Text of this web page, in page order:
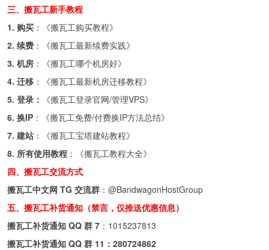
三、搬瓦工新手教程
1. 购买 ：《搬瓦工购买教程》
2. 续费 ：《搬瓦工最新续费实践》
3. 机房 ：《搬瓦工哪个机房好》
4. 迁移 ：《搬瓦工最新机房迁移教程》
5. 登录：
《搬瓦工登录官网/管理VPS》
6. 换IP ：《搬瓦工免费/付费换IP方法总结》
7. 建站 ：《搬瓦工宝塔建站教程》
8. 所有使用教程 ：《搬瓦工教程大全》
四、搬瓦工交流方式
搬瓦工中文网 TG 交流群 ： @BandwagonHostGroup
五、搬瓦工补货通知（禁言，仅推送优惠信息）
搬瓦工补货通知 QQ 群 7 ： 1015237813
搬瓦工补货通知 QQ 群 11： 280724862